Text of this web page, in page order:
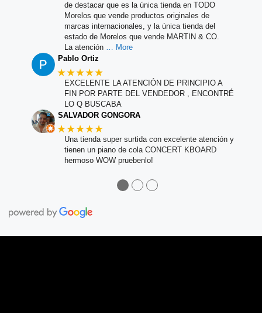
de destacar que es la única tienda en TODO
Morelos que vende productos originales de
marcas internacionales, y la única tienda del
estado de Morelos que vende MARTIN & CO.
La atención … More
Pablo Ortiz
★★★★★
EXCELENTE LA ATENCIÓN DE PRINCIPIO A
FIN POR PARTE DEL VENDEDOR , ENCONTRÉ
LO Q BUSCABA
SALVADOR GONGORA
★★★★★
Una tienda super surtida con excelente atención y
tienen un piano de cola CONCERT KBOARD
hermoso WOW pruebenlo!
●●●